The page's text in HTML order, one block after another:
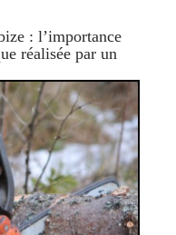
: l’importance
réalisée par un